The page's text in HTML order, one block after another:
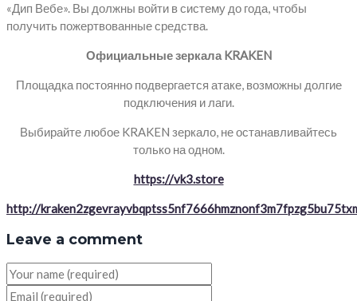
«Дип Вебе». Вы должны войти в систему до года, чтобы
получить пожертвованные средства.
Официальные зеркала KRAKEN
Площадка постоянно подвергается атаке, возможны долгие
подключения и лаги.
Выбирайте любое KRAKEN зеркало, не останавливайтесь
только на одном.
https://vk3.store
http://
Leave a comment